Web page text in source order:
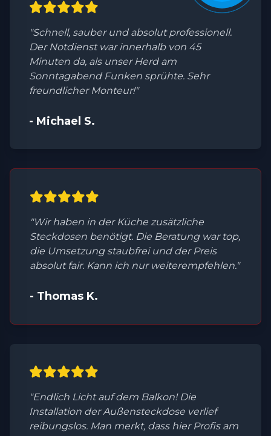
"Schnell, sauber und absolut professionell.
Der Notdienst war innerhalb von 45
Minuten da, als unser Herd am
Sonntagabend Funken sprühte. Sehr
freundlicher Monteur!"
- Michael S.
"Wir haben in der Küche zusätzliche
Steckdosen benötigt. Die Beratung war top,
die Umsetzung staubfrei und der Preis
absolut fair. Kann ich nur weiterempfehlen."
- Thomas K.
"Endlich Licht auf dem Balkon! Die
Installation der Außensteckdose verlief
reibungslos. Man merkt, dass hier Profis am